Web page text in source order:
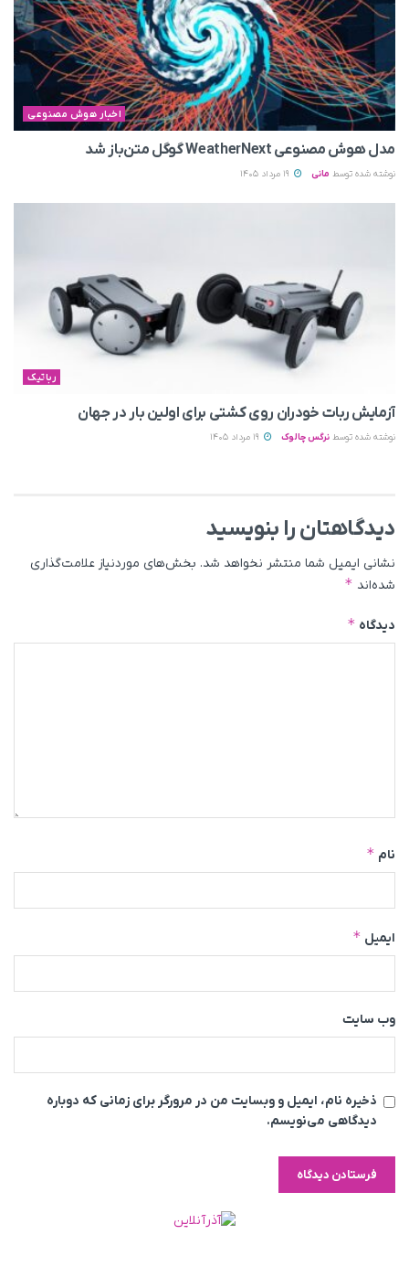
اخبار هوش مصنوعی
مدل هوش مصنوعی WeatherNext گوگل متن‌باز شد
نوشته شده توسط مانی
رباتیک
آزمایش ربات خودران روی کشتی برای اولین بار در جهان
نوشته شده توسط نرگس چالوک
دیدگاهتان را بنویسید
نشانی ایمیل شما منتشر نخواهد شد. بخش‌های موردنیاز علامت‌گذاری
شده‌اند *
دیدگاه *
نام *
ایمیل *
وب‌ سایت
ذخیره نام، ایمیل و وبسایت من در مرورگر برای زمانی که دوباره
دیدگاهی می‌نویسم.